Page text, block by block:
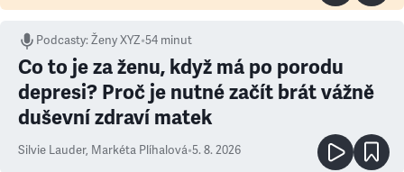
Podcasty:Ženy XYZ•54 minut
Co to je za ženu, když má po porodu
depresi? Proč je nutné začít brát vážně
duševní zdraví matek
Silvie Lauder, Markéta Plíhalová•5. 8. 2026